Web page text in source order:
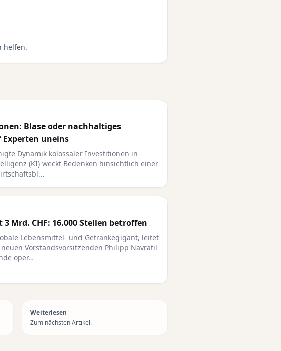
helfen.
Blase oder nachhaltiges
Experten uneins
Dynamik kolossaler Investitionen in
(KI) weckt Bedenken hinsichtlich einer
3 Mrd. CHF: 16.000 Stellen betroffen
Lebensmittel- und Getränkegigant, leitet
Vorstandsvorsitzenden Philipp Navratil
oper…
Weiterlesen
Zum nächsten Artikel.